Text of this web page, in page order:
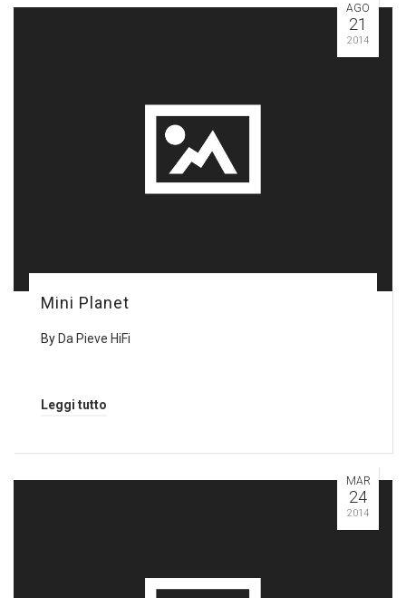
AGO
21
2014
Mini Planet
By Da Pieve HiFi
Leggi tutto
MAR
24
2014